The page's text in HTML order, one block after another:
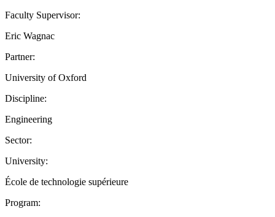
Faculty Supervisor:
Eric Wagnac
Partner:
University of Oxford
Discipline:
Engineering
Sector:
University:
École de technologie supérieure
Program: